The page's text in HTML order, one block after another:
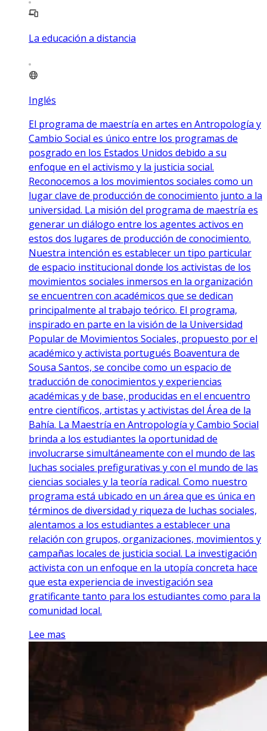
La educación a distancia
Inglés
El programa de maestría en artes en Antropología y
Cambio Social es único entre los programas de
posgrado en los Estados Unidos debido a su
enfoque en el activismo y la justicia social.
Reconocemos a los movimientos sociales como un
lugar clave de producción de conocimiento junto a la
universidad. La misión del programa de maestría es
generar un diálogo entre los agentes activos en
estos dos lugares de producción de conocimiento.
Nuestra intención es establecer un tipo particular
de espacio institucional donde los activistas de los
movimientos sociales inmersos en la organización
se encuentren con académicos que se dedican
principalmente al trabajo teórico. El programa,
inspirado en parte en la visión de la Universidad
Popular de Movimientos Sociales, propuesto por el
académico y activista portugués Boaventura de
Sousa Santos, se concibe como un espacio de
traducción de conocimientos y experiencias
académicas y de base, producidas en el encuentro
entre científicos, artistas y activistas del Área de la
Bahía. La Maestría en Antropología y Cambio Social
brinda a los estudiantes la oportunidad de
involucrarse simultáneamente con el mundo de las
luchas sociales prefigurativas y con el mundo de las
ciencias sociales y la teoría radical. Como nuestro
programa está ubicado en un área que es única en
términos de diversidad y riqueza de luchas sociales,
alentamos a los estudiantes a establecer una
relación con grupos, organizaciones, movimientos y
campañas locales de justicia social. La investigación
activista con un enfoque en la utopía concreta hace
que esta experiencia de investigación sea
gratificante tanto para los estudiantes como para la
comunidad local.
Lee mas